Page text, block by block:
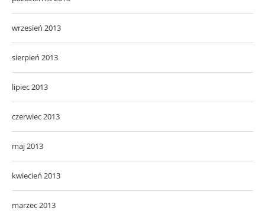
wrzesień 2013
sierpień 2013
lipiec 2013
czerwiec 2013
maj 2013
kwiecień 2013
marzec 2013